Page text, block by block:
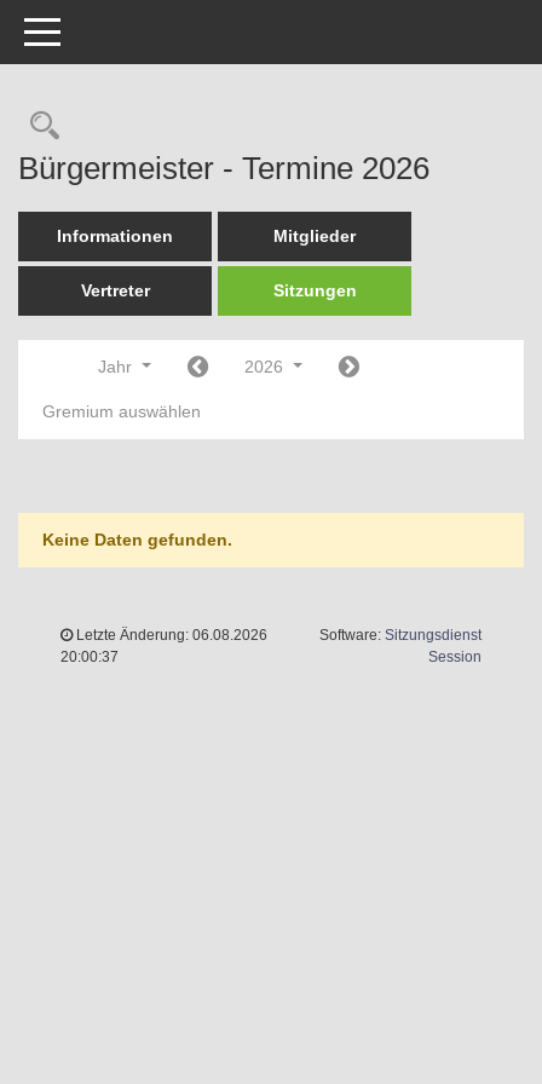
Toggle navigation
Rechercheauswahl
Bürgermeister - Termine 2026
Informationen Mitglieder
Vertreter Sitzungen
Jahr 2026
Gremium auswählen
Keine Daten gefunden.
Letzte Änderung: 06.08.2026
20:00:37
Software: Sitzungsdienst
Session